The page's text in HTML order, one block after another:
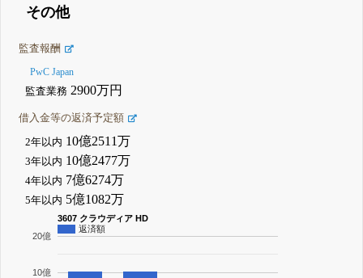
その他
監査報酬
PwC Japan
監査業務 2900万円
借入金等の返済予定額
2年以内 10億2511万
3年以内 10億2477万
4年以内 7億6274万
5年以内 5億1082万
3607 クラウディア HD
返済額
10億
20億